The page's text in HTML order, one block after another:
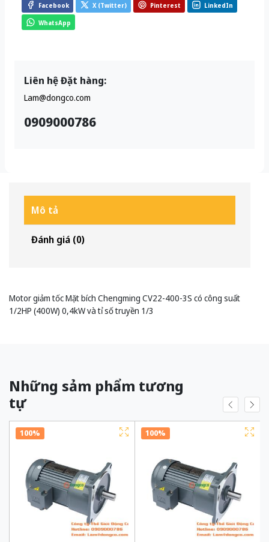
Facebook X (Twitter) Pinterest LinkedIn
WhatsApp
Liên hệ Đặt hàng:
Lam@dongco.com
0909000786
Mô tả
Đánh giá (0)
Motor giảm tốc Mặt bích Chengming CV22-400-3S có công suất
1/2HP (400W) 0,4kW và tỉ số truyền 1/3
Những sảm phẩm tương
tự
100% 100%